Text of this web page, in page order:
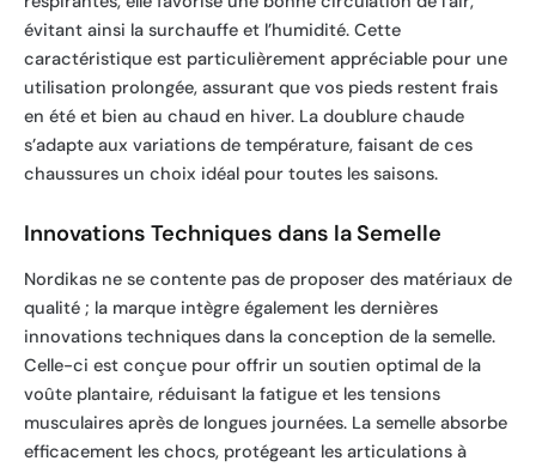
évitant ainsi la surchauffe et l’humidité. Cette
caractéristique est particulièrement appréciable pour une
utilisation prolongée, assurant que vos pieds restent frais
en été et bien au chaud en hiver. La doublure chaude
s’adapte aux variations de température, faisant de ces
chaussures un choix idéal pour toutes les saisons.
Innovations Techniques dans la Semelle
Nordikas ne se contente pas de proposer des matériaux de
qualité ; la marque intègre également les dernières
innovations techniques dans la conception de la semelle.
Celle-ci est conçue pour offrir un soutien optimal de la
voûte plantaire, réduisant la fatigue et les tensions
musculaires après de longues journées. La semelle absorbe
efficacement les chocs, protégeant les articulations à